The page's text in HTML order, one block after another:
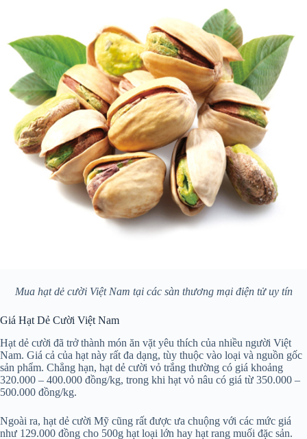
Mua hạt dẻ cười Việt Nam tại các sàn thương mại điện tử uy tín
Giá Hạt Dẻ Cười Việt Nam
Hạt dẻ cười đã trở thành món ăn vặt yêu thích của nhiều người Việt
Nam. Giá cả của hạt này rất đa dạng, tùy thuộc vào loại và nguồn gốc
sản phẩm. Chẳng hạn, hạt dẻ cười vỏ trắng thường có giá khoảng
320.000 – 400.000 đồng/kg, trong khi hạt vỏ nâu có giá từ 350.000 –
500.000 đồng/kg.
Ngoài ra, hạt dẻ cười Mỹ cũng rất được ưa chuộng với các mức giá
như 129.000 đồng cho 500g hạt loại lớn hay hạt rang muối đặc sản.